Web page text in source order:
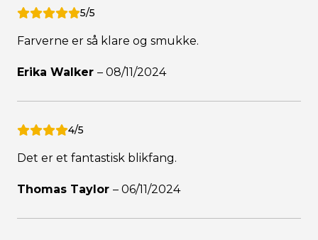
5/5
Farverne er så klare og smukke.
Erika Walker – 08/11/2024
4/5
Det er et fantastisk blikfang.
Thomas Taylor – 06/11/2024